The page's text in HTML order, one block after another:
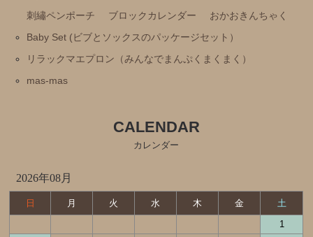
mas-mas
刺繡ペンポーチ
ブロックカレンダー
おかおきんちゃく
Baby Set (ビブとソックスのパッケージセット）
リラックマエプロン（みんなでまんぷくまくまく）
mas-mas
CALENDAR
カレンダー
2026年08月
日 月 火 水 木 金
土
1